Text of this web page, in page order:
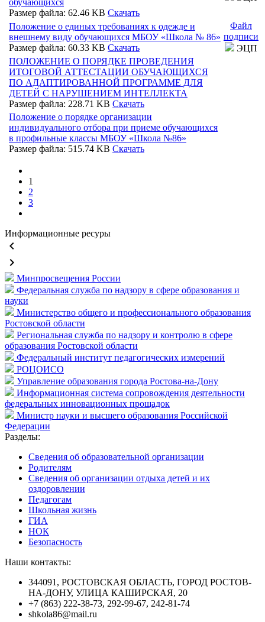
Размер файла: 62.46 KB Скачать
Положение о единых требованиях к одежде и
внешнему виду обучающихся МБОУ «Школа № 86»
Размер файла: 60.33 KB Скачать
Файл
подписи
ЭЦП
ПОЛОЖЕНИЕ О ПОРЯДКЕ ПРОВЕДЕНИЯ
ИТОГОВОЙ АТТЕСТАЦИИ ОБУЧАЮЩИХСЯ
ПО АДАПТИРОВАННОЙ ПРОГРАММЕ ДЛЯ
ДЕТЕЙ С НАРУШЕНИЕМ ИНТЕЛЛЕКТА
Размер файла: 228.71 KB Скачать
Положение о порядке организации
индивидуального отбора при приеме обучающихся
в профильные классы МБОУ «Школа №86»
Размер файла: 515.74 KB Скачать
1
2
3
Информационные ресуры
keyboard_arrow_left
keyboard_arrow_right
Минпросвещения России
Федеральная служба по надзору в сфере образования и
науки
Министерство общего и профессионального образования
Ростовской области
Региональная служба по надзору и контролю в сфере
образования Ростовской области
Федеральный институт педагогических измерений
РОЦОИСО
Управление образования города Ростова-на-Дону
Информационная система сопровождения деятельности
федеральных инновационных прощадок
Министр науки и высшего образования Российской
Федерации
Разделы:
Cведения об образовательной организации
Родителям
Сведения об организации отдыха детей и их
оздоровлении
Педагогам
Школьная жизнь
ГИА
НОК
Безопасность
Наши контакты:
344091, РОСТОВСКАЯ ОБЛАСТЬ, ГОРОД РОСТОВ-
НА-ДОНУ, УЛИЦА КАШИРСКАЯ, 20
+7 (863) 222-38-73, 292-99-67, 242-81-74
shkola86@mail.ru